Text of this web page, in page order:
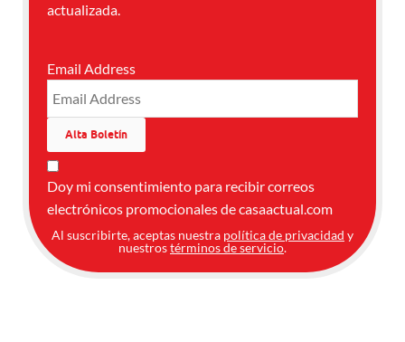
actualizada.
Email Address
Doy mi consentimiento para recibir correos
electrónicos promocionales de casaactual.com
Al suscribirte, aceptas nuestra política de privacidad y
nuestrostérminos de servicio.